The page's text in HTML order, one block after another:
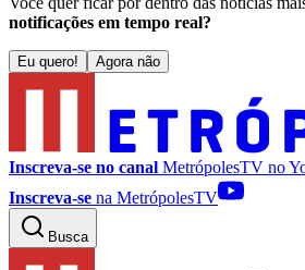
notificações em tempo real?
Eu quero! Agora não
Inscreva-se no canal MetrópolesTV no
Inscreva-se na MetrópolesTV
Busca